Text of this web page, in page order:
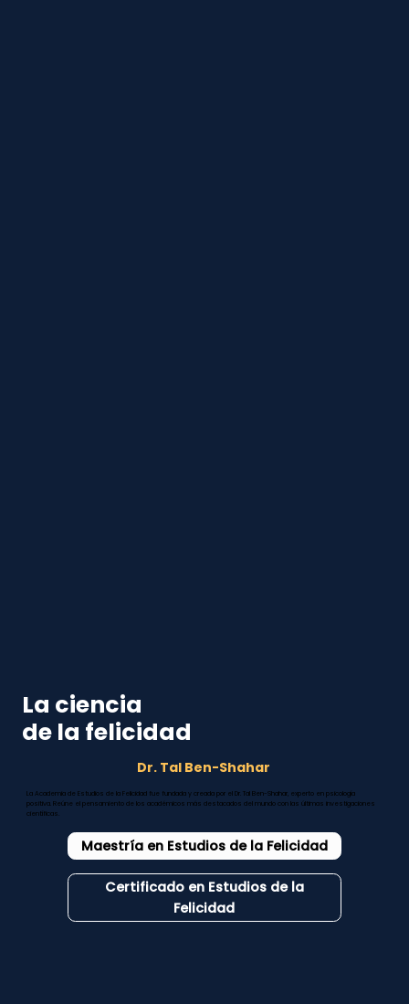
La ciencia
de la felicidad
Dr. Tal Ben-Shahar
La Academia de Estudios de la Felicidad fue fundada y creada por el Dr. Tal Ben-Shahar, experto en psicología
positiva. Reúne el pensamiento de los académicos más destacados del mundo con las últimas investigaciones
científicas.
Maestría en Estudios de la Felicidad
Certificado en Estudios de la
Felicidad